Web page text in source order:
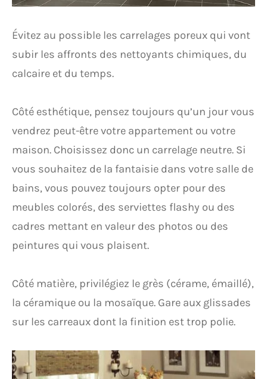
Évitez au possible les carrelages poreux qui vont
subir les affronts des nettoyants chimiques, du
calcaire et du temps.
Côté esthétique, pensez toujours qu’un jour vous
vendrez peut-être votre appartement ou votre
maison. Choisissez donc un carrelage neutre. Si
vous souhaitez de la fantaisie dans votre salle de
bains, vous pouvez toujours opter pour des
meubles colorés, des serviettes flashy ou des
cadres mettant en valeur des photos ou des
peintures qui vous plaisent.
Côté matière, privilégiez le grès (cérame, émaillé),
la céramique ou la mosaïque. Gare aux glissades
sur les carreaux dont la finition est trop polie.